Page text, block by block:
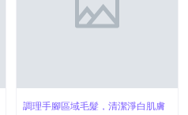
調理手腳區域毛髮，清潔淨白肌膚